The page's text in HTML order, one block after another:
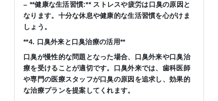
– **健康な生活習慣:** ストレスや疲労は口臭の原因と
なります。十分な休息や健康的な生活習慣を心がけま
しょう。
**4. 口臭外来と口臭治療の活用**
口臭が慢性的な問題となった場合、口臭外来や口臭治
療を受けることが適切です。口臭外来では、歯科医師
や専門の医療スタッフが口臭の原因を追求し、効果的
な治療プランを提案してくれます。